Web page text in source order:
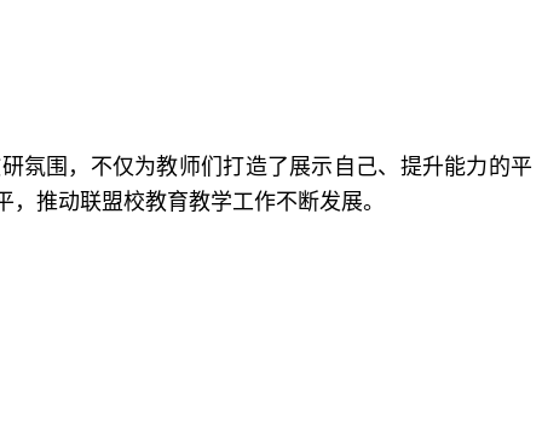
氛围，不仅为教师们打造了展示自己、提升能力的平
推动联盟校教育教学工作不断发展。